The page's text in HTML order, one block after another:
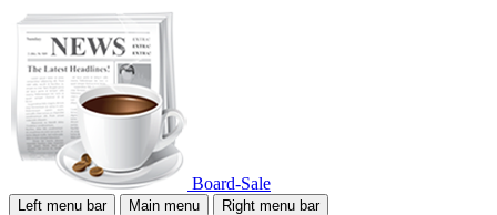
Board-Sale
Left menu bar Main menu Right menu bar